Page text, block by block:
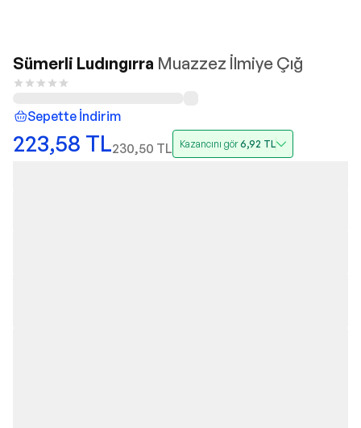
Sümerli Ludıngırra Muazzez İlmiye Çığ
Sepette İndirim
223,58 TL230,50 TL Kazancını gör6,92 TL